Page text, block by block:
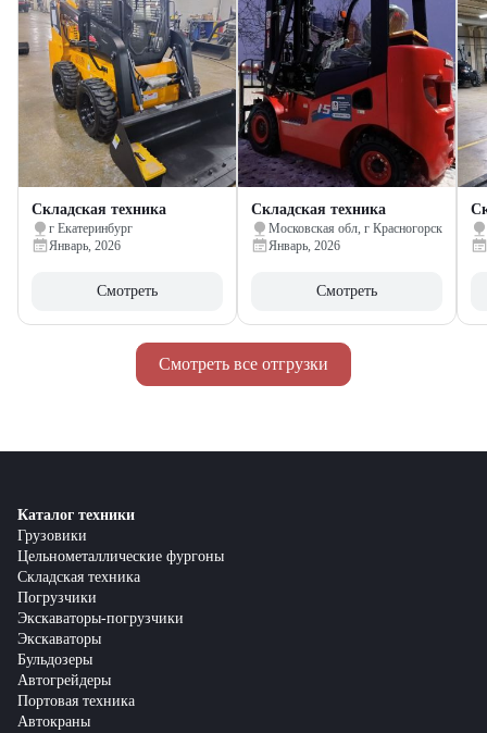
Смотреть все отгрузки
Складская техника
г Екатеринбург
Январь, 2026
Смотреть
Складская техника
Московская обл, г Красногорск
Январь, 2026
Смотреть
Каталог техники
Грузовики
Цельнометаллические фургоны
Складская техника
Погрузчики
Экскаваторы-погрузчики
Экскаваторы
Бульдозеры
Автогрейдеры
Портовая техника
Автокраны